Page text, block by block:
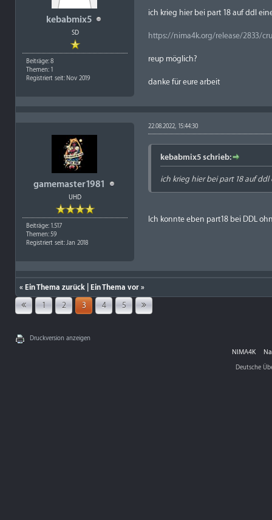
kebabmix5
SD
Beiträge: 8
Themen: 1
Registriert seit: Nov 2019
ich krieg hier bei part 18 auf ddl
https://nima4k.org/release/2833/
reup möglich?
danke für eure arbeit
gamemaster1981
UHD
Beiträge: 1.517
Themen: 59
Registriert seit: Jan 2018
22.08.2022, 15:44:30
kebabmix5 schrieb:
ich krieg hier bei part 18 auf
Ich konnte eben part18 bei DDL
« Ein Thema zurück Ein Thema vor »
1 2 3 4 5
Druckversion anzeigen
NIMA4K
Deutsche